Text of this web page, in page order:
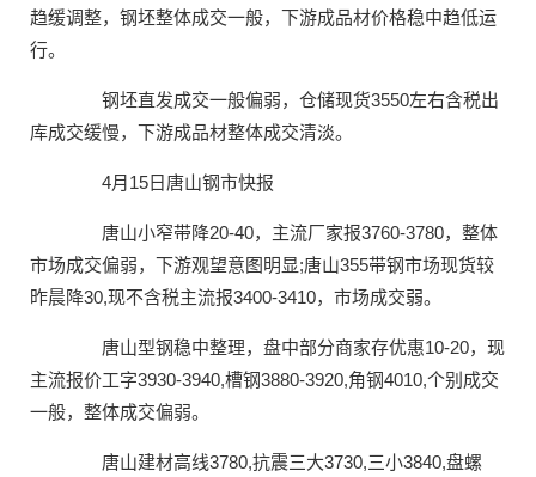
趋缓调整，钢坯整体成交一般，下游成品材价格稳中趋低运
行。
钢坯直发成交一般偏弱，仓储现货3550左右含税出
库成交缓慢，下游成品材整体成交清淡。
4月15日唐山钢市快报
唐山小窄带降20-40，主流厂家报3760-3780，整体
市场成交偏弱，下游观望意图明显;唐山355带钢市场现货较
昨晨降30,现不含税主流报3400-3410，市场成交弱。
唐山型钢稳中整理，盘中部分商家存优惠10-20，现
主流报价工字3930-3940,槽钢3880-3920,角钢4010,个别成交
一般，整体成交偏弱。
唐山建材高线3780,抗震三大3730,三小3840,盘螺